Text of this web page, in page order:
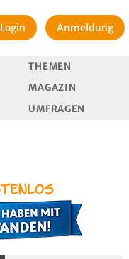
Login Anmeldung
THEMEN
MAGAZIN
UMFRAGEN